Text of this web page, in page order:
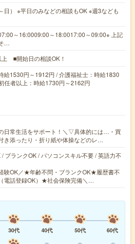
日） ※平日のみなどの相談もOK ※週3なども
～16:0009:00～18:0017:00～09:00※ 上記
…
■開始日の相談OK！
給1530円～1912円 / 介護福祉士：時給1830
任者以上：時給1730円～2162円
日常生活をサポート！＼▽具体的には…・買
き添ったり・折り紙や体操などのレ…
ブランクOK / パソコンスキル不要 / 英語力不
験OK／★年齢不問・ブランクOK★履歴書不
電話登録OK）★社会保険完備＼…
30代 40代 50代
60代